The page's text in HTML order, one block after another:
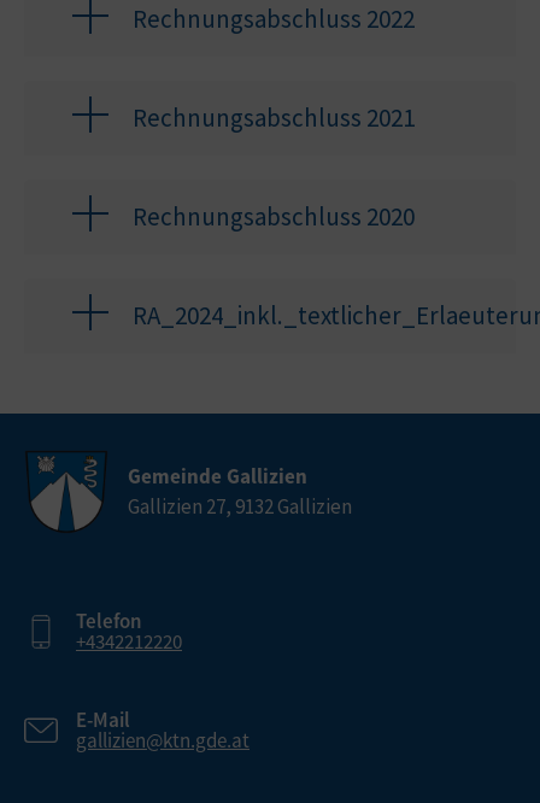
Rechnungsabschluss 2022
Rechnungsabschluss 2021
Rechnungsabschluss 2020
Gemeinde Gallizien
Gallizien 27, 9132 Gallizien
Telefon
+4342212220
E-Mail
gallizien@ktn.gde.at